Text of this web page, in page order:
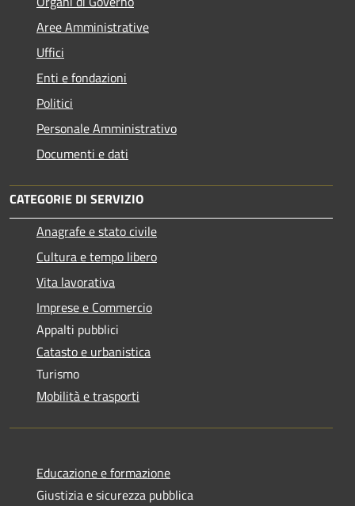
Aree Amministrative
Uffici
Enti e fondazioni
Politici
Personale Amministrativo
Documenti e dati
CATEGORIE DI SERVIZIO
Anagrafe e stato civile
Cultura e tempo libero
Vita lavorativa
Imprese e Commercio
Appalti pubblici
Catasto e urbanistica
Turismo
Mobilità e trasporti
Educazione e formazione
Giustizia e sicurezza pubblica